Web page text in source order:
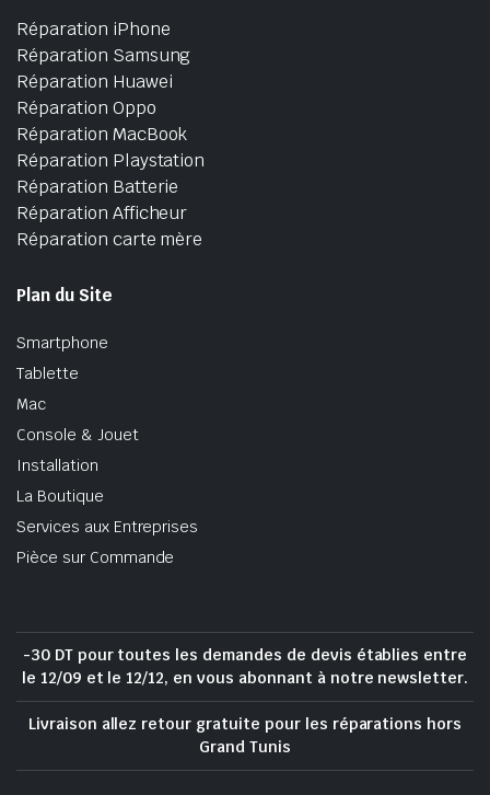
Réparation iPhone
Réparation Samsung
Réparation Huawei
Réparation Oppo
Réparation MacBook
Réparation Playstation
Réparation Batterie
Réparation Afficheur
Réparation carte mère
Plan du Site
Smartphone
Tablette
Mac
Console & Jouet
Installation
La Boutique
Services aux Entreprises
Pièce sur Commande
-30 DT pour toutes les demandes de devis établies entre
le 12/09 et le 12/12, en vous abonnant à notre newsletter.
Livraison allez retour gratuite pour les réparations hors
Grand Tunis